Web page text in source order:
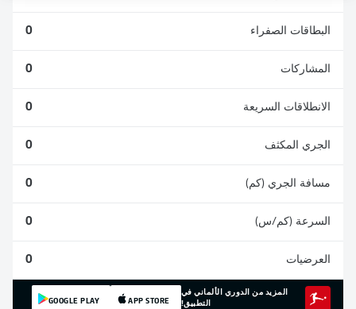
البطاقات الصفراء 0
المشاركات 0
الانطلاقات السريعة 0
الجري المكثف 0
مسافة الجري (كم) 0
السرعة (كم/س) 0
العرضيات 0
المزيد من الدوري الألماني في
التطبيق!
APP STORE
GOOGLE PLAY